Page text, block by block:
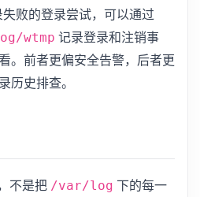
败的登录尝试，可以通过
wtmp 记录登录和注销事
。前者更偏安全告警，后者更
历史排查。
不是把 /var/log 下的每一